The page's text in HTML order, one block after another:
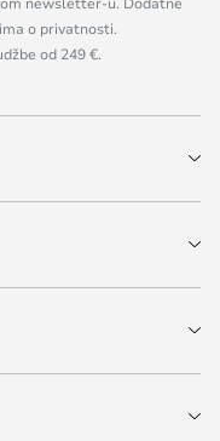
o privatnosti.
od 249 €.